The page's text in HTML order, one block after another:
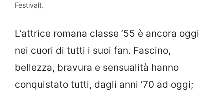
Festival).
L’attrice romana classe ’55 è ancora oggi
nei cuori di tutti i suoi fan. Fascino,
bellezza, bravura e sensualità hanno
conquistato tutti, dagli anni ’70 ad oggi;